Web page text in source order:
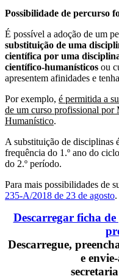
Possibilidade de percurso
É possível a adoção de um
substituição de uma
científica por uma
científico-humanísticos ou
apresentem afinidades e
Por exemplo, é permitida a
de um curso profissional por
Humanístico.
A substituição de disciplinas
frequência do 1.º ano do
do 2.º período.
Para mais possibilidades de
235-A/2018 de 23 de agosto.
Descarregar ficha
Descarregue,
e